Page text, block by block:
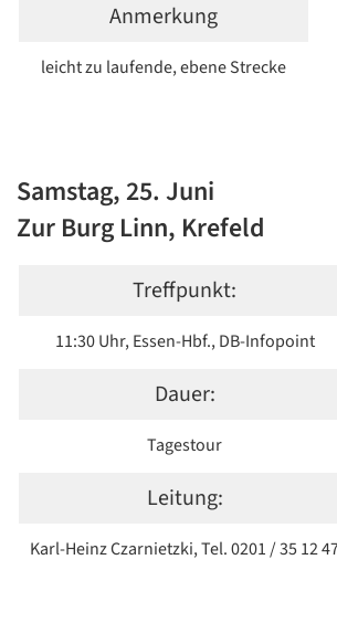
Anmerkung
leicht zu laufende, ebene Strecke
Samstag, 25. Juni
Zur Burg Linn, Krefeld
Treffpunkt:
11:30 Uhr, Essen-Hbf., DB-Infopoint
Dauer:
Tagestour
Leitung:
Karl-Heinz Czarnietzki, Tel. 0201 / 35 12